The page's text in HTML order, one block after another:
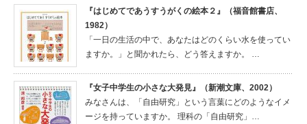
『はじめてであうすうがくの絵本２』（福音館書店、
1982）
「一日の生活の中で、あなたはどのくらい水を使ってい
ますか。」と聞かれたら、どう答えますか。 …
『女子中学生の小さな大発見』（新潮文庫、2002）
みなさんは、「自由研究」という言葉にどのようなイメ
ージを持っていますか。 理科の「自由研究」…